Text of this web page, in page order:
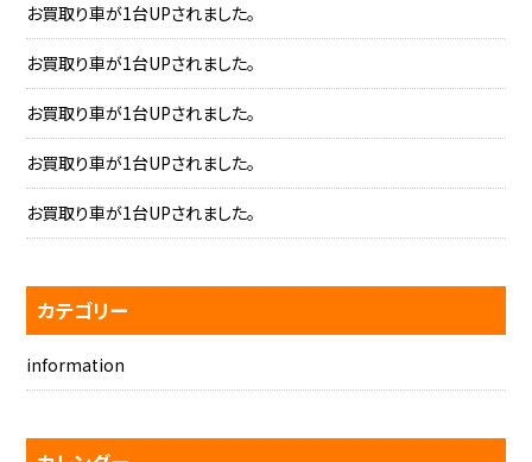
お買取り車が1台UPされました。
お買取り車が1台UPされました。
お買取り車が1台UPされました。
お買取り車が1台UPされました。
お買取り車が1台UPされました。
カテゴリー
information